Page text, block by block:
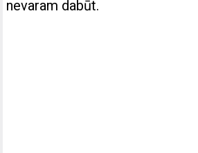
nevaram dabūt.